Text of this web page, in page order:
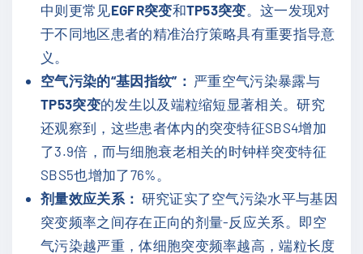
中则更常见EGFR突变和TP53突变 。这一发现对
于不同地区患者的精准治疗策略具有重要指导意
义。
空气污染的“基因指纹”： 严重空气污染暴露与
TP53突变的发生以及端粒缩短显著相关。研究
还观察到，这些患者体内的突变特征SBS4增加
了3.9倍，而与细胞衰老相关的时钟样突变特征
SBS5也增加了76%。
剂量效应关系： 研究证实了空气污染水平与基因
突变频率之间存在正向的剂量-反应关系。即空
气污染越严重，体细胞突变频率越高，端粒长度